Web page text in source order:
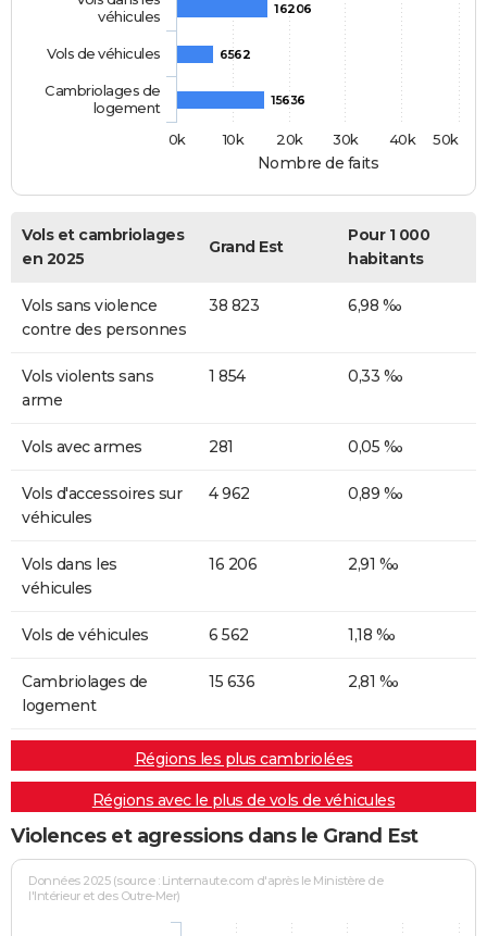
Nombre de faits
16206
6562
15636
véhicules
Vols de véhicules
Cambriolages de
logement
0k
10k 20k 30k 40k 50k
Vols et cambriolages
en 2025
Grand Est
Pour 1 000
habitants
Vols sans violence
contre des personnes
38 823 6,98 ‰
Vols violents sans
arme
1 854 0,33 ‰
Vols avec armes 281 0,05 ‰
Vols d'accessoires sur
véhicules
4 962 0,89 ‰
Vols dans les
véhicules
16 206 2,91 ‰
Vols de véhicules 6 562 1,18 ‰
Cambriolages de
logement
15 636 2,81 ‰
Régions les plus cambriolées
Régions avec le plus de vols de véhicules
Violences et agressions dans le Grand Est
Données 2025 (source : Linternaute.com d'après le Ministère de
l'Intérieur et des Outre-Mer)